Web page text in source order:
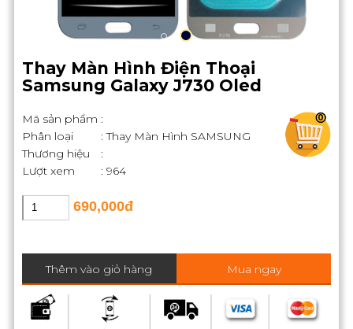
0
Thay Màn Hình Điện Thoại
Samsung Galaxy J730 Oled
Mã sản phẩm :
Phân loại
: Thay Màn Hình SAMSUNG
Thương hiệu
:
Lượt xem
: 964
690,000đ
Thêm vào giỏ hàng Mua ngay